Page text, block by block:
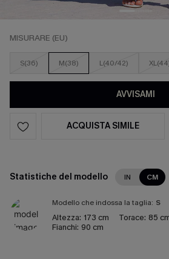
MISURARE (EU)
S(36) M(38) L(40/42)
AVVISAMI
ACQUISTA SIMILE
Statistiche del modello IN CM
Modello che indossa la taglia: S
Altezza: 173 cm Torace: 85
Fianchi: 90 cm